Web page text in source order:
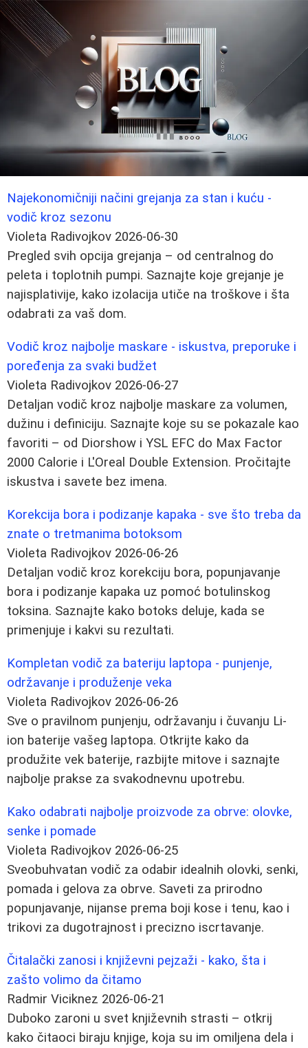
Najekonomičniji načini grejanja za stan i kuću -
vodič kroz sezonu
Violeta Radivojkov 2026-06-30
Pregled svih opcija grejanja – od centralnog do
peleta i toplotnih pumpi. Saznajte koje grejanje je
najisplativije, kako izolacija utiče na troškove i šta
odabrati za vaš dom.
Vodič kroz najbolje maskare - iskustva, preporuke i
poređenja za svaki budžet
Violeta Radivojkov 2026-06-27
Detaljan vodič kroz najbolje maskare za volumen,
dužinu i definiciju. Saznajte koje su se pokazale kao
favoriti – od Diorshow i YSL EFC do Max Factor
2000 Calorie i L'Oreal Double Extension. Pročitajte
iskustva i savete bez imena.
Korekcija bora i podizanje kapaka - sve što treba da
znate o tretmanima botoksom
Violeta Radivojkov 2026-06-26
Detaljan vodič kroz korekciju bora, popunjavanje
bora i podizanje kapaka uz pomoć botulinskog
toksina. Saznajte kako botoks deluje, kada se
primenjuje i kakvi su rezultati.
Kompletan vodič za bateriju laptopa - punjenje,
održavanje i produženje veka
Violeta Radivojkov 2026-06-26
Sve o pravilnom punjenju, održavanju i čuvanju Li-
ion baterije vašeg laptopa. Otkrijte kako da
produžite vek baterije, razbijte mitove i saznajte
najbolje prakse za svakodnevnu upotrebu.
Kako odabrati najbolje proizvode za obrve: olovke,
senke i pomade
Violeta Radivojkov 2026-06-25
Sveobuhvatan vodič za odabir idealnih olovki, senki,
pomada i gelova za obrve. Saveti za prirodno
popunjavanje, nijanse prema boji kose i tenu, kao i
trikovi za dugotrajnost i precizno iscrtavanje.
Čitalački zanosi i književni pejzaži - kako, šta i
zašto volimo da čitamo
Radmir Viciknez 2026-06-21
Duboko zaroni u svet književnih strasti – otkrij
kako čitaoci biraju knjige, koja su im omiljena dela i